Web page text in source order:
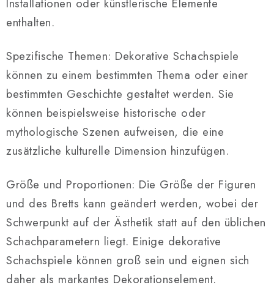
Installationen oder künstlerische Elemente
enthalten.
Spezifische Themen: Dekorative Schachspiele
können zu einem bestimmten Thema oder einer
bestimmten Geschichte gestaltet werden. Sie
können beispielsweise historische oder
mythologische Szenen aufweisen, die eine
zusätzliche kulturelle Dimension hinzufügen.
Größe und Proportionen: Die Größe der Figuren
und des Bretts kann geändert werden, wobei der
Schwerpunkt auf der Ästhetik statt auf den üblichen
Schachparametern liegt. Einige dekorative
Schachspiele können groß sein und eignen sich
daher als markantes Dekorationselement.